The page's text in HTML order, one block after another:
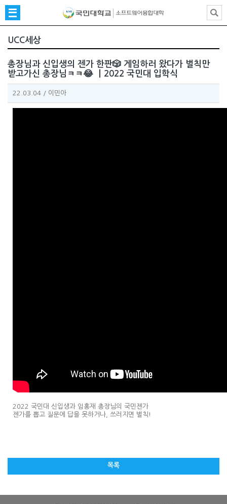
UCC세상
총장님과 신입생의 젠가 한판🎲 게임하러 왔다가 벌칙만
받고가신 총장님ㅋㅋ😂 ㅣ2022 국민대 입학식
22.03.04 / 이민아
2022 국민대 신입생과 임홍재 총장님의 국민젠가
젠가를 뽑고 질문에 답을 못하거나, 쓰러지면 벌칙!
목록